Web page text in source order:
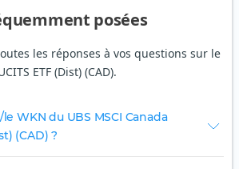
posées
les réponses à vos questions sur le
ETF (Dist) (CAD).
WKN du UBS MSCI Canada
(CAD) ?